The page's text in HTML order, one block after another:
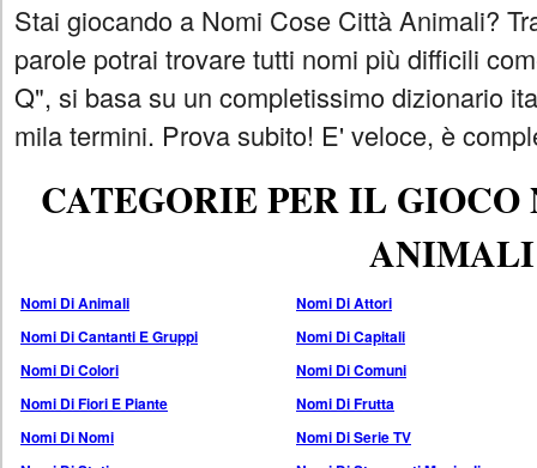
Stai giocando a Nomi Cose Città Animali?
parole potrai trovare tutti nomi più difficili
Q", si basa su un completissimo dizionario
mila termini. Prova subito! E' veloce, è
CATEGORIE PER IL
ANIMALI
Nomi Di Animali
Nomi Di Attori
Nomi Di Cantanti E Gruppi
Nomi Di Capitali
Nomi Di Colori
Nomi Di Comuni
Nomi Di Fiori E Piante
Nomi Di Frutta
Nomi Di Nomi
Nomi Di Serie TV